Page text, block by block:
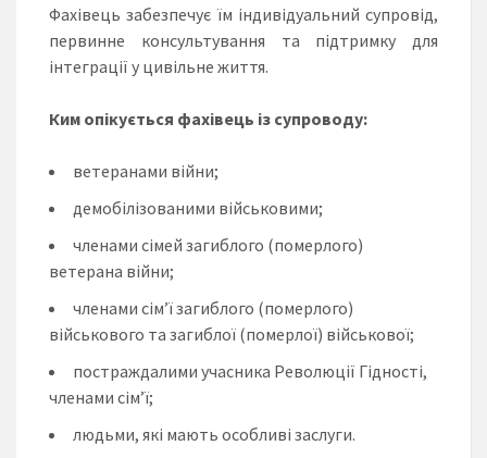
Фахівець забезпечує їм індивідуальний супровід,
первинне консультування та підтримку для
інтеграції у цивільне життя.
Ким опікується фахівець із супроводу:
ветеранами війни;
демобілізованими військовими;
членами сімей загиблого (померлого)
ветерана війни;
членами сім’ї загиблого (померлого)
військового та загиблої (померлої) військової;
постраждалими учасника Революції Гідності,
членами сім’ї;
людьми, які мають особливі заслуги.